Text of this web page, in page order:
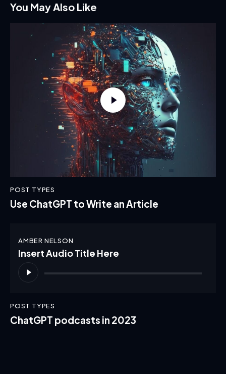
You May Also Like
POST TYPES
Use ChatGPT to Write an Article
AMBER NELSON
Insert Audio Title Here
Audio
Player
POST TYPES
ChatGPT podcasts in 2023